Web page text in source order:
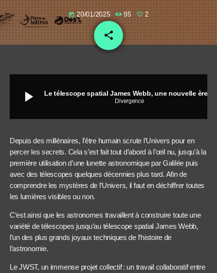
today 20/01/2025 95 2
share
email
play_arrow Divergence
Depuis des millénaires, l’être humain scrute l’Univers pour en
percer les secrets. Cela s’est fait tout d’abord à l’œil nu, jusqu’à la
première utilisation d’une lunette astronomique par Galilée puis
avec des télescopes quelques décennies plus tard. Afin de
comprendre les mystères de l’Univers, il faut en déchiffrer toutes
les lumières visibles ou non.
C’est ainsi que les astronomes travaillent à construire toute une
variété de télescopes jusqu’au télescope spatial James Webb,
l’un des plus grands joyaux techniques de l’histoire de
l’astronomie.
Le JWST, un immense projet collectif : un travail collaboratif entre